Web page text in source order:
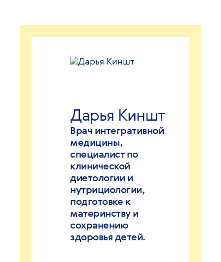
Дарья Киншт
Врач интегративной
медицины,
специалист по
клинической
диетологии и
нутрициологии,
подготовке к
материнству и
сохранению
здоровья детей.